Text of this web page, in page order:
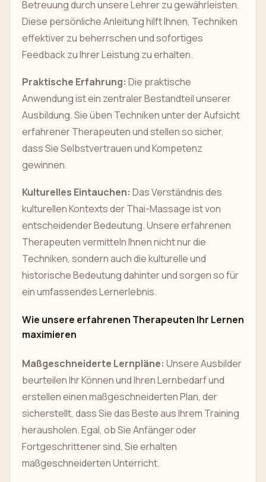
Betreuung durch unsere Lehrer zu gewährleisten.
Diese persönliche Anleitung hilft Ihnen, Techniken
effektiver zu beherrschen und sofortiges
Feedback zu Ihrer Leistung zu erhalten.
Praktische Erfahrung: Die praktische
Anwendung ist ein zentraler Bestandteil unserer
Ausbildung. Sie üben Techniken unter der Aufsicht
erfahrener Therapeuten und stellen so sicher,
dass Sie Selbstvertrauen und Kompetenz
gewinnen.
Kulturelles Eintauchen: Das Verständnis des
kulturellen Kontexts der Thai-Massage ist von
entscheidender Bedeutung. Unsere erfahrenen
Therapeuten vermitteln Ihnen nicht nur die
Techniken, sondern auch die kulturelle und
historische Bedeutung dahinter und sorgen so für
ein umfassendes Lernerlebnis.
Wie unsere erfahrenen Therapeuten Ihr Lernen
maximieren
Maßgeschneiderte Lernpläne: Unsere Ausbilder
beurteilen Ihr Können und Ihren Lernbedarf und
erstellen einen maßgeschneiderten Plan, der
sicherstellt, dass Sie das Beste aus Ihrem Training
herausholen. Egal, ob Sie Anfänger oder
Fortgeschrittener sind, Sie erhalten
maßgeschneiderten Unterricht.